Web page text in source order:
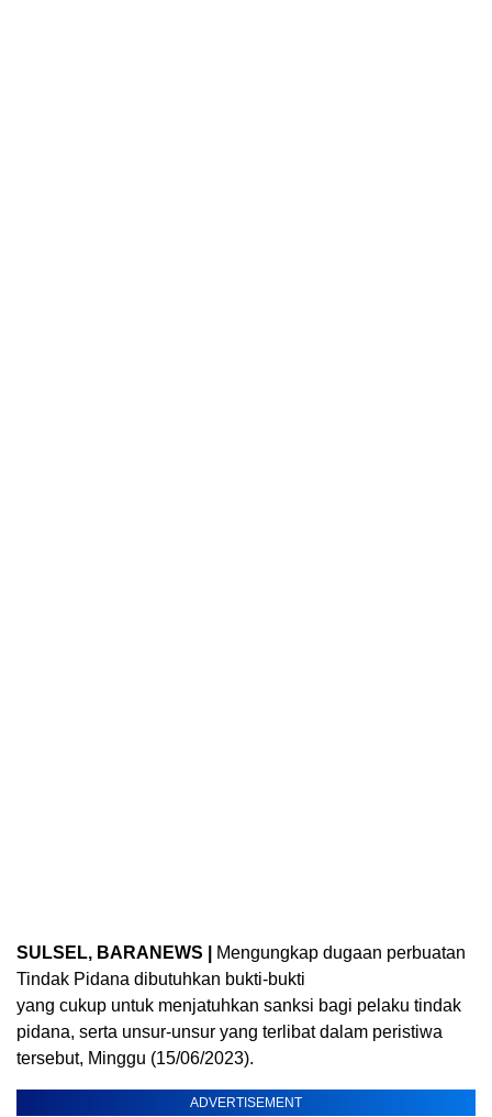
SULSEL, BARANEWS |
Mengungkap dugaan perbuatan
Tindak Pidana dibutuhkan bukti-bukti
yang cukup untuk menjatuhkan sanksi bagi pelaku tindak
pidana, serta unsur-unsur yang terlibat dalam peristiwa
tersebut, Minggu (15/06/2023).
ADVERTISEMENT